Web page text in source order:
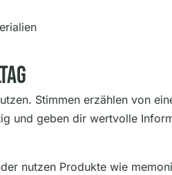
Stimmen erzählen von
und geben dir wertvolle
nutzen Produkte wie